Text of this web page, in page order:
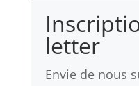
letter
Envie de nous